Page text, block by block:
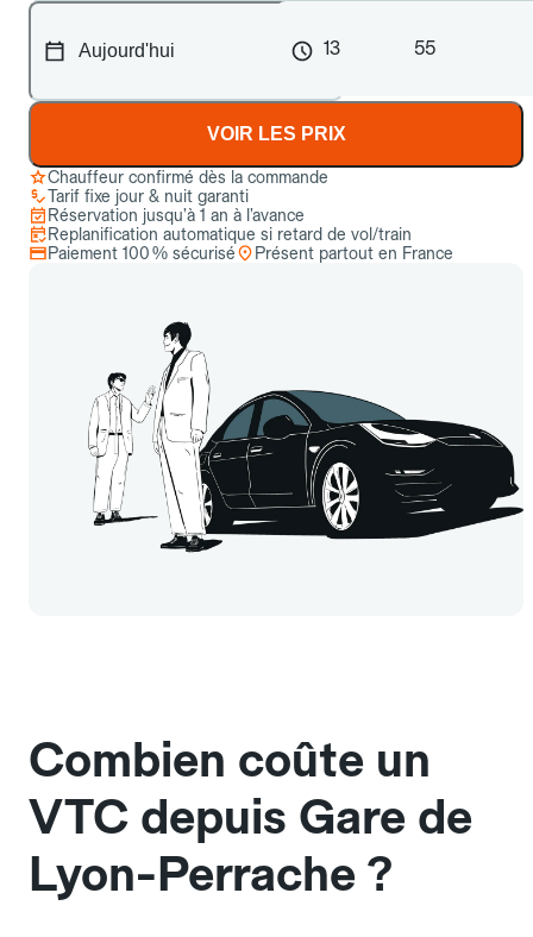
13 55
VOIR LES PRIX
Chauffeur confirmé dès la commande
Tarif fixe jour & nuit garanti
Réservation jusqu’à 1 an à l’avance
Replanification automatique si retard de vol/train
Paiement 100 % sécurisé
Présent partout en France
Combien coûte un
VTC depuis Gare de
Lyon-Perrache ?